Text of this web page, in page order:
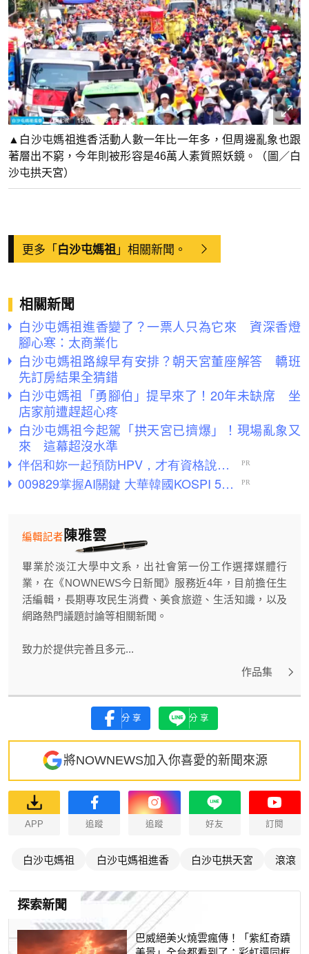
▲白沙屯媽祖進香活動人數一年比一年多，但周邊亂象也跟
著層出不窮，今年則被形容是46萬人素質照妖鏡。（圖／白
沙屯拱天宮）
更多「白沙屯媽祖 」相關新聞。
相關新聞
白沙屯媽祖進香變了？一票人只為它來 資深香燈
腳心寒：太商業化
白沙屯媽祖路線早有安排？朝天宮董座解答 轎班
先訂房結果全猜錯
白沙屯媽祖「勇腳伯」提早來了！20年未缺席 坐
店家前遭趕超心疼
白沙屯媽祖今起駕「拱天宮已擠爆」！現場亂象又
來 這幕超沒水準
陳雅雲
編輯記者
畢業於淡江大學中文系，出社會第一份工作選擇媒體行
業，在《NOWNEWS今日新聞》服務近4年，目前擔任生
活編輯，長期專攻民生消費、美食旅遊、生活知識，以及
網路熱門議題討論等相關新聞。
致力於提供完善且多元...
作品集
分享 分享
將NOWNEWS加入你喜愛的新聞來源
APP 追蹤 追蹤 好友 訂閱
白沙屯媽祖 白沙屯媽祖進香 白沙屯拱天宮 滾滾
探索新聞
巴威絕美火燒雲瘋傳！「紫紅奇蹟